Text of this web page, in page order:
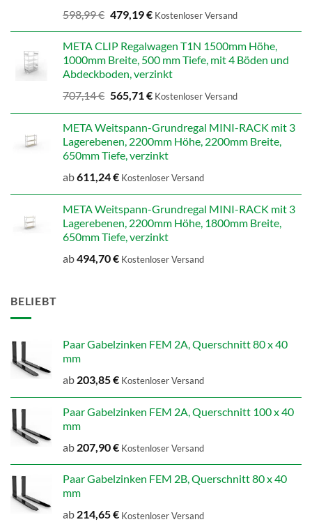
598,99€ Ursprünglicher
Preis
598,99 €
479,19€Aktueller
479,19 €.
Kostenloser Versand
META CLIP Regalwagen T1N 1500mm Höhe,
1000mm Breite, 500 mm Tiefe, mit 4 Böden und
Abdeckboden, verzinkt
707,14€ Ursprünglicher
Preis
707,14 €
565,71€Aktueller
565,71 €.
Kostenloser Versand
META Weitspann-Grundregal MINI-RACK mit 3
Lagerebenen, 2200mm Höhe, 2200mm Breite,
650mm Tiefe, verzinkt
ab611,24€ Kostenloser Versand
META Weitspann-Grundregal MINI-RACK mit 3
Lagerebenen, 2200mm Höhe, 1800mm Breite,
650mm Tiefe, verzinkt
ab494,70€ Kostenloser Versand
BELIEBT
Paar Gabelzinken FEM 2A, Querschnitt 80 x 40
mm
ab 203,85€ Kostenloser Versand
Paar Gabelzinken FEM 2A, Querschnitt 100 x 40
mm
ab 207,90€ Kostenloser Versand
Paar Gabelzinken FEM 2B, Querschnitt 80 x 40
mm
ab 214,65€ Kostenloser Versand